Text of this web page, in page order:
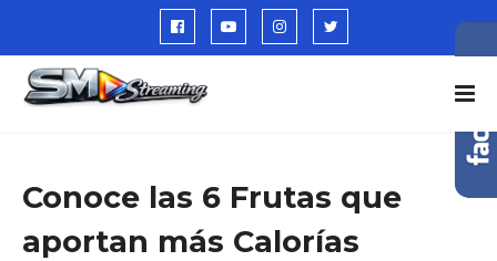
Conoce las 6 Frutas que
aportan más Calorías